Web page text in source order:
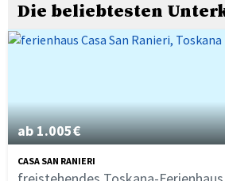
Die beliebtesten
ab 1.005€
CASA SAN RANIERI